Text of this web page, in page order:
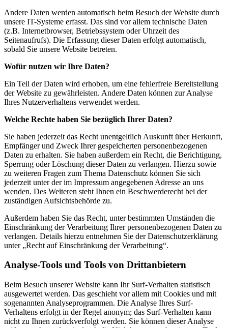
Andere Daten werden automatisch beim Besuch der Website durch
unsere IT-Systeme erfasst. Das sind vor allem technische Daten
(z.B. Internetbrowser, Betriebssystem oder Uhrzeit des
Seitenaufrufs). Die Erfassung dieser Daten erfolgt automatisch,
sobald Sie unsere Website betreten.
Wofür nutzen wir Ihre Daten?
Ein Teil der Daten wird erhoben, um eine fehlerfreie Bereitstellung
der Website zu gewährleisten. Andere Daten können zur Analyse
Ihres Nutzerverhaltens verwendet werden.
Welche Rechte haben Sie bezüglich Ihrer Daten?
Sie haben jederzeit das Recht unentgeltlich Auskunft über Herkunft,
Empfänger und Zweck Ihrer gespeicherten personenbezogenen
Daten zu erhalten. Sie haben außerdem ein Recht, die Berichtigung,
Sperrung oder Löschung dieser Daten zu verlangen. Hierzu sowie
zu weiteren Fragen zum Thema Datenschutz können Sie sich
jederzeit unter der im Impressum angegebenen Adresse an uns
wenden. Des Weiteren steht Ihnen ein Beschwerderecht bei der
zuständigen Aufsichtsbehörde zu.
Außerdem haben Sie das Recht, unter bestimmten Umständen die
Einschränkung der Verarbeitung Ihrer personenbezogenen Daten zu
verlangen. Details hierzu entnehmen Sie der Datenschutzerklärung
unter „Recht auf Einschränkung der Verarbeitung“.
Analyse-Tools und Tools von Drittanbietern
Beim Besuch unserer Website kann Ihr Surf-Verhalten statistisch
ausgewertet werden. Das geschieht vor allem mit Cookies und mit
sogenannten Analyseprogrammen. Die Analyse Ihres Surf-
Verhaltens erfolgt in der Regel anonym; das Surf-Verhalten kann
nicht zu Ihnen zurückverfolgt werden. Sie können dieser Analyse